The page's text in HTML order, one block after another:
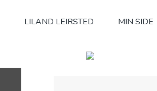
LILAND LEIRSTED MIN SIDE